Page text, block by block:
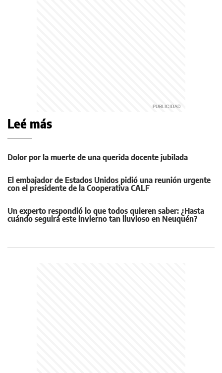
Leé más
Dolor por la muerte de una querida docente jubilada
El embajador de Estados Unidos pidió una reunión urgente
con el presidente de la Cooperativa CALF
Un experto respondió lo que todos quieren saber: ¿Hasta
cuándo seguirá este invierno tan lluvioso en Neuquén?